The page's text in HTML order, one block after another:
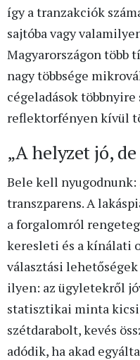
így a tranzakciók
sajtóba vagy
Magyarországon több
nagy többsége
cégeladások többnyire
reflektorfényen kívül
„A helyzet jó,
Bele kell nyugodnunk:
transzparens. A
a forgalomról
keresleti és a kínálati
választási
ilyen: az ügyletekről
statisztikai minta
szétdarabolt, kevés
adódik, ha akad